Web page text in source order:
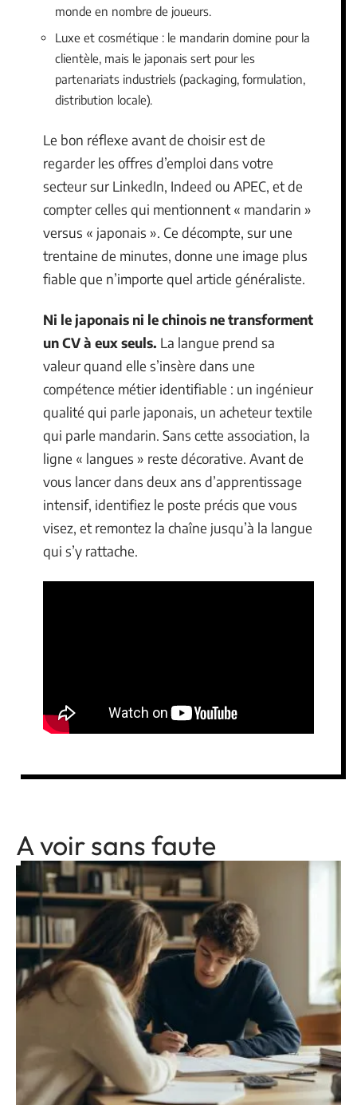
monde en nombre de joueurs.
Luxe et cosmétique : le mandarin domine pour la
clientèle, mais le japonais sert pour les
partenariats industriels (packaging, formulation,
distribution locale).
Le bon réflexe avant de choisir est de
regarder les offres d’emploi dans votre
secteur sur LinkedIn, Indeed ou APEC, et de
compter celles qui mentionnent « mandarin »
versus « japonais ». Ce décompte, sur une
trentaine de minutes, donne une image plus
fiable que n’importe quel article généraliste.
Ni le japonais ni le chinois ne transforment
un CV à eux seuls. La langue prend sa
valeur quand elle s’insère dans une
compétence métier identifiable : un ingénieur
qualité qui parle japonais, un acheteur textile
qui parle mandarin. Sans cette association, la
ligne « langues » reste décorative. Avant de
vous lancer dans deux ans d’apprentissage
intensif, identifiez le poste précis que vous
visez, et remontez la chaîne jusqu’à la langue
qui s’y rattache.
A voir sans faute